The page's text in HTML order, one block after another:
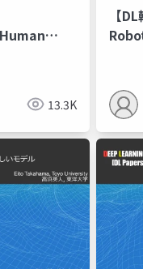
13.3K
【